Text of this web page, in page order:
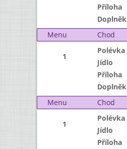
Příloha
Doplněk
Menu
Chod
1
Polévka
Jídlo
Příloha
Doplněk
Menu
Chod
1
Polévka
Jídlo
Příloha